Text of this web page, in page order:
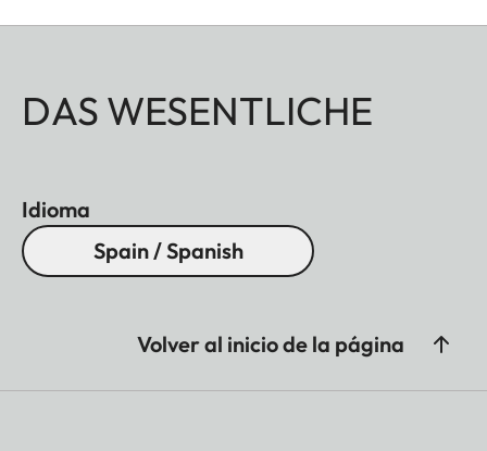
DAS WESENTLICHE
Idioma
Spain / Spanish
Volver al inicio de la página